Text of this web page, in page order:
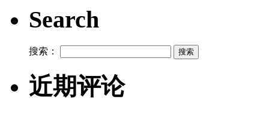
Search
搜索：
近期评论